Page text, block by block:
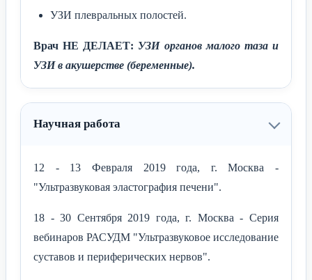
УЗИ плевральных полостей.
Врач НЕ ДЕЛАЕТ: УЗИ органов малого таза и
УЗИ в акушерстве (беременные).
Научная работа
12 - 13 Февраля 2019 года, г. Москва -
"Ультразвуковая эластография печени".
18 - 30 Сентября 2019 года, г. Москва - Серия
вебинаров РАСУДМ "Ультразвуковое исследование
суставов и периферических нервов".